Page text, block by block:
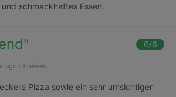
schmackhaftes Essen.
" 6/6
ago · 1 review
Pizza sowie ein sehr umsichtiger